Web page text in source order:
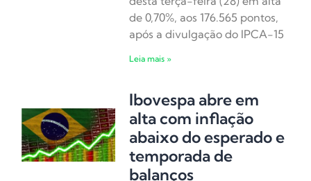
de 0,70%, aos 176.565 pontos,
após a divulgação do IPCA-15
Leia mais »
Ibovespa abre em
alta com inflação
abaixo do esperado e
temporada de
balanços